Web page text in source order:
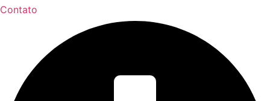
Contato